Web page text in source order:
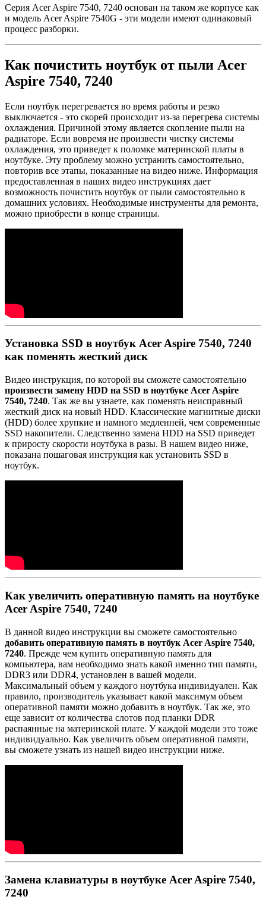
Серия Acer Aspire 7540, 7240 основан на таком же корпусе как
и модель Acer Aspire 7540G - эти модели имеют одинаковый
процесс разборки.
Как почистить ноутбук от пыли Acer
Aspire 7540, 7240
Если ноутбук перегревается во время работы и резко
выключается - это скорей происходит из-за перегрева системы
охлаждения. Причиной этому является скопление пыли на
радиаторе. Если вовремя не произвести чистку системы
охлаждения, это приведет к поломке материнской платы в
ноутбуке. Эту проблему можно устранить самостоятельно,
повторив все этапы, показанные на видео ниже. Информация
предоставленная в наших видео инструкциях дает
возможность почистить ноутбук от пыли самостоятельно в
домашних условиях. Необходимые инструменты для ремонта,
можно приобрести в конце страницы.
Установка SSD в ноутбук Acer Aspire 7540, 7240
как поменять жесткий диск
Видео инструкция, по которой вы сможете самостоятельно
произвести замену HDD на SSD в ноутбуке Acer Aspire
7540, 7240. Так же вы узнаете, как поменять неисправный
жесткий диск на новый HDD. Классические магнитные диски
(HDD) более хрупкие и намного медленней, чем современные
SSD накопители. Следственно замена HDD на SSD приведет
к приросту скорости ноутбука в разы. В нашем видео ниже,
показана пошаговая инструкция как установить SSD в
ноутбук.
Как увеличить оперативную память на ноутбуке
Acer Aspire 7540, 7240
В данной видео инструкции вы сможете самостоятельно
добавить оперативную память в ноутбук Acer Aspire 7540,
7240. Прежде чем купить оперативную память для
компьютера, вам необходимо знать какой именно тип памяти,
DDR3 или DDR4, установлен в вашей модели.
Максимальный объем у каждого ноутбука индивидуален. Как
правило, производитель указывает какой максимум объем
оперативной памяти можно добавить в ноутбук. Так же, это
еще зависит от количества слотов под планки DDR
распаянные на материнской плате. У каждой модели это тоже
индивидуально. Как увеличить объем оперативной памяти,
вы сможете узнать из нашей видео инструкции ниже.
Замена клавиатуры в ноутбуке Acer Aspire 7540,
7240